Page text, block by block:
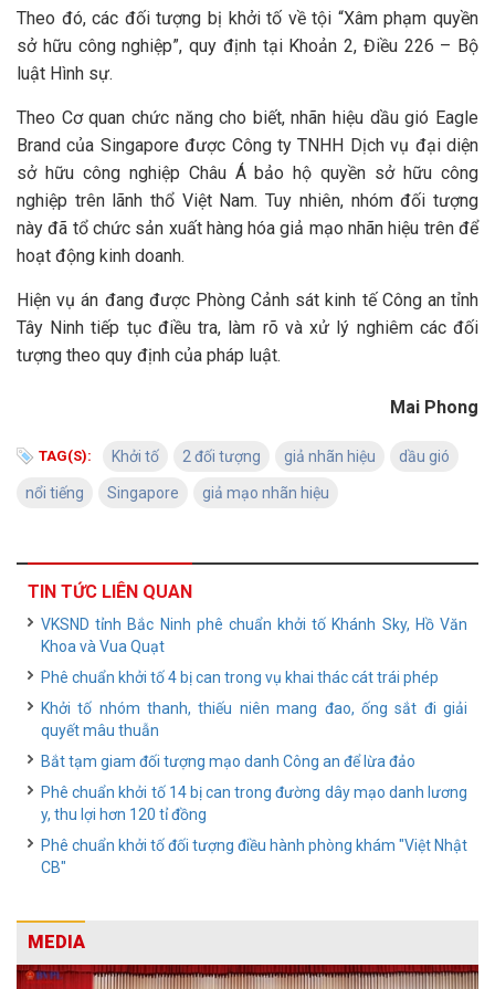
Theo đó, các đối tượng bị khởi tố về tội “Xâm phạm quyền
sở hữu công nghiệp”, quy định tại Khoản 2, Điều 226 – Bộ
luật Hình sự.
Theo Cơ quan chức năng cho biết, nhãn hiệu dầu gió Eagle
Brand của Singapore được Công ty TNHH Dịch vụ đại diện
sở hữu công nghiệp Châu Á bảo hộ quyền sở hữu công
nghiệp trên lãnh thổ Việt Nam. Tuy nhiên, nhóm đối tượng
này đã tổ chức sản xuất hàng hóa giả mạo nhãn hiệu trên để
hoạt động kinh doanh.
Hiện vụ án đang được Phòng Cảnh sát kinh tế Công an tỉnh
Tây Ninh tiếp tục điều tra, làm rõ và xử lý nghiêm các đối
tượng theo quy định của pháp luật.
Mai Phong
TAG(S): Khởi tố 2 đối tượng giả nhãn hiệu dầu gió
nổi tiếng Singapore giả mạo nhãn hiệu
TIN TỨC LIÊN QUAN
VKSND tỉnh Bắc Ninh phê chuẩn khởi tố Khánh Sky, Hồ Văn
Khoa và Vua Quạt
Phê chuẩn khởi tố 4 bị can trong vụ khai thác cát trái phép
Khởi tố nhóm thanh, thiếu niên mang đao, ống sắt đi giải
quyết mâu thuẫn
Bắt tạm giam đối tượng mạo danh Công an để lừa đảo
Phê chuẩn khởi tố 14 bị can trong đường dây mạo danh lương
y, thu lợi hơn 120 tỉ đồng
Phê chuẩn khởi tố đối tượng điều hành phòng khám "Việt Nhật
CB"
MEDIA